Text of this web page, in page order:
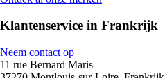
Klantenservice in Frankrijk
Neem contact op
11 rue Bernard Maris